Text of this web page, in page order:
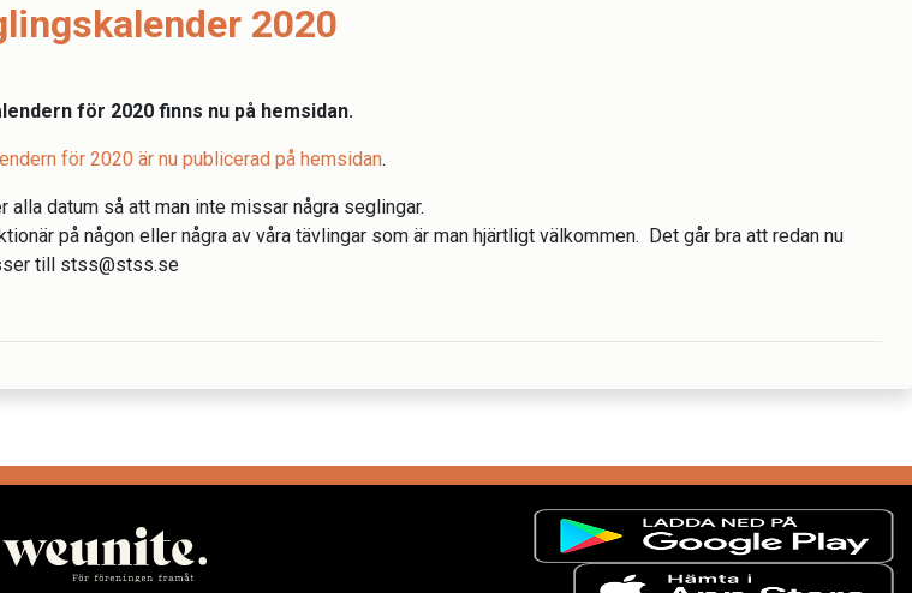
2020
för 2020 finns nu på hemsidan.
för 2020 är nu publicerad på hemsidan.
alla datum så att man inte missar några seglingar.
på någon eller några av våra tävlingar som är man hjärtligt välkommen. Det går bra att redan nu
till stss@stss.se